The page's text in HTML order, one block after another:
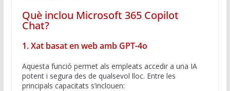
Què inclou Microsoft 365 Copilot
Chat?
1. Xat basat en web amb GPT-4o
Aquesta funció permet als empleats accedir a una IA
potent i segura des de qualsevol lloc. Entre les
principals capacitats s’inclouen: